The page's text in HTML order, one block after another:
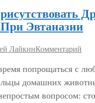
Эвтаназии
ЛайкинКомментарий
попрощаться с
домашних
вопросом: